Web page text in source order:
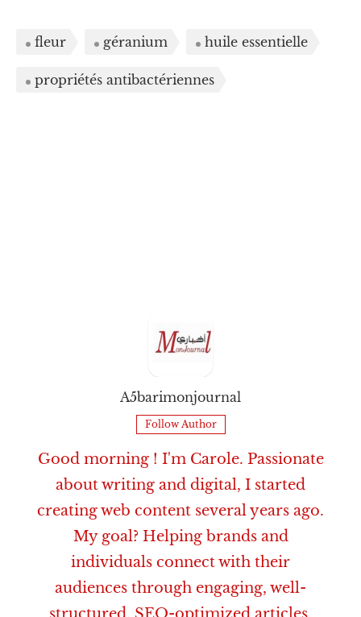
fleur géranium huile essentielle
propriétés antibactériennes
A5barimonjournal
Follow Author
Good morning ! I'm Carole. Passionate
about writing and digital, I started
creating web content several years ago.
My goal? Helping brands and
individuals connect with their
audiences through engaging, well-